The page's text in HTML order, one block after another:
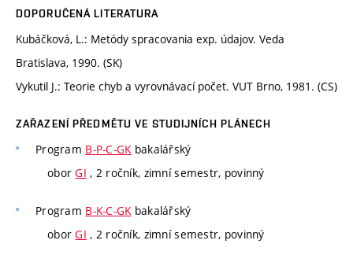
DOPORUČENÁ LITERATURA
Kubáčková, L.: Metódy spracovania exp. údajov. Veda
Bratislava, 1990. (SK)
Vykutil J.: Teorie chyb a vyrovnávací počet. VUT Brno, 1981. (CS)
ZAŘAZENÍ PŘEDMĚTU VE STUDIJNÍCH PLÁNECH
Program B-P-C-GKbakalářský
oborGI , 2 ročník, zimní semestr, povinný
Program B-K-C-GK bakalářský
oborGI , 2 ročník, zimní semestr, povinný